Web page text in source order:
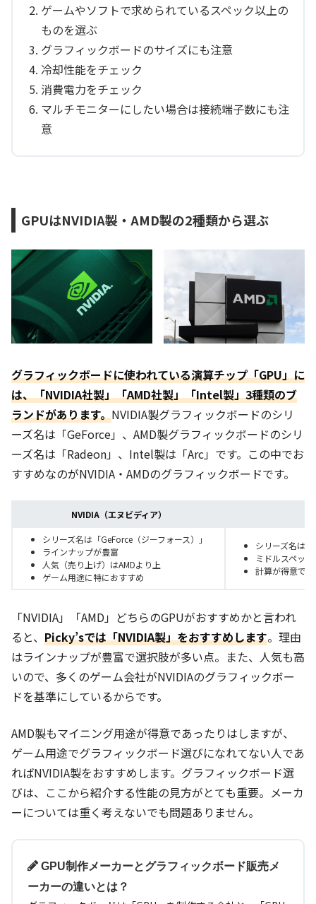
ゲームやソフトで求められているスペック以上の
ものを選ぶ
グラフィックボードのサイズにも注意
冷却性能をチェック
消費電力をチェック
マルチモニターにしたい場合は接続端子数にも注
意
GPUはNVIDIA製・AMD製の2種類から選ぶ
グラフィックボードに使われている演算チップ「GPU」に
は、「NVIDIA社製」「AMD社製」「Intel製」3種類のブ
ランドがあります。NVIDIA製グラフィックボードのシリ
ーズ名は「GeForce」、AMD製グラフィックボードのシリ
ーズ名は「Radeon」、Intel製は「Arc」です。この中でお
すすめなのがNVIDIA・AMDのグラフィックボードです。
NVIDIA（エヌビディア）
シリーズ名は「GeForce（ジーフォース）」
ラインナップが豊富
人気（売り上げ）はAMDより上
ゲーム用途に特におすすめ
シリーズ名は
ミドルスペッ
計算が得意で
「NVIDIA」「AMD」どちらのGPUがおすすめかと言われ
ると、 Picky’sでは「NVIDIA製」をおすすめします。理由
はラインナップが豊富で選択肢が多い点。また、人気も高
いので、多くのゲーム会社がNVIDIAのグラフィックボー
ドを基準にしているからです。
AMD製もマイニング用途が得意であったりはしますが、
ゲーム用途でグラフィックボード選びになれてない人であ
ればNVIDIA製をおすすめします。グラフィックボード選
びは、ここから紹介する性能の見方がとても重要。メーカ
ーについては重く考えないでも問題ありません。
GPU制作メーカーとグラフィックボード販売メ
ーカーの違いとは？